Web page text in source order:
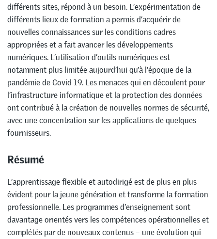
différents sites, répond à un besoin. L’expérimentation de
différents lieux de formation a permis d’acquérir de
nouvelles connaissances sur les conditions cadres
appropriées et a fait avancer les développements
numériques. L’utilisation d’outils numériques est
notamment plus limitée aujourd’hui qu’à l’époque de la
pandémie de Covid 19. Les menaces qui en découlent pour
l’infrastructure informatique et la protection des données
ont contribué à la création de nouvelles normes de sécurité,
avec une concentration sur les applications de quelques
fournisseurs.
Résumé
L’apprentissage flexible et autodirigé est de plus en plus
évident pour la jeune génération et transforme la formation
professionnelle. Les programmes d’enseignement sont
davantage orientés vers les compétences opérationnelles et
complétés par de nouveaux contenus – une évolution qui